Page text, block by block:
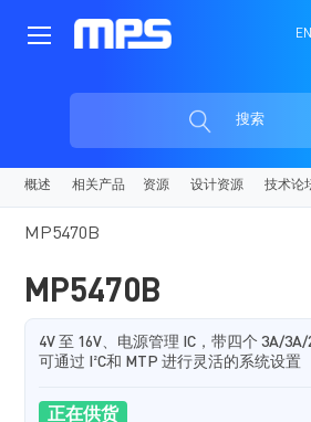
EN
搜索
概述 相关产品 资源 设计资源 技术论
MP5470B
MP5470B
4V 至 16V、电源管理 IC，带四个 3A/
可通过 I²C和 MTP 进行灵活的系统设置
正在供货